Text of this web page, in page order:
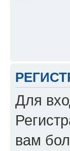
Для
вам